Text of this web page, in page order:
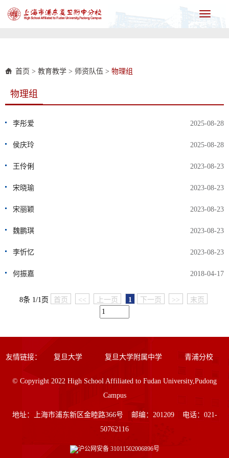
Toggle
首页 > 教育教学 > 师资队伍 > 物理组
物理组
李彤爱 2025-08-28
侯庆玲 2025-08-28
王伶俐 2023-08-23
宋晓瑜 2023-08-23
宋丽颖 2023-08-23
魏鹏琪 2023-08-23
李忻忆 2023-08-23
何振嘉 2018-04-17
8条 1/1页 首页 << 上一页 1 下一页 >> 末页
友情链接： 复旦大学 复旦大学附属中学 青浦分校
© Copyright 2022 High School Affiliated to Fudan University,Pudong
Campus
地址：上海市浦东新区金睦路366号 邮编：201209 电话：021-
50762116
沪公网安备31011502006896号